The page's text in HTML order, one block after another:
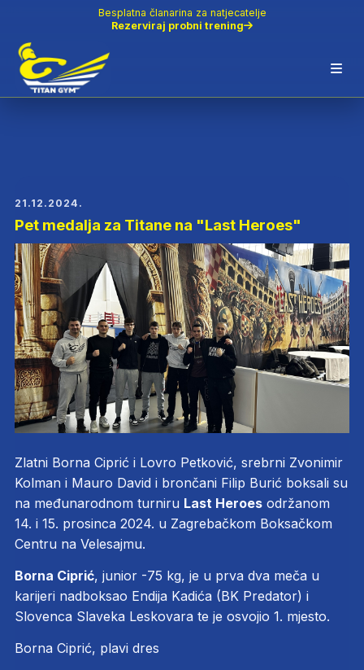
Besplatna članarina za natjecatelje
Rezerviraj probni trening
21.12.2024.
Pet medalja za Titane na "Last Heroes"
Zlatni Borna Ciprić i Lovro Petković, srebrni Zvonimir
Kolman i Mauro David i brončani Filip Burić boksali su
na međunarodnom turniru Last Heroesodržanom
14. i 15. prosinca 2024. u Zagrebačkom Boksačkom
Centru na Velesajmu.
Borna Ciprić, junior -75 kg, je u prva dva meča u
karijeri nadboksao Endija Kadića (BK Predator) i
Slovenca Slaveka Leskovara te je osvojio 1. mjesto.
Borna Ciprić, plavi dres